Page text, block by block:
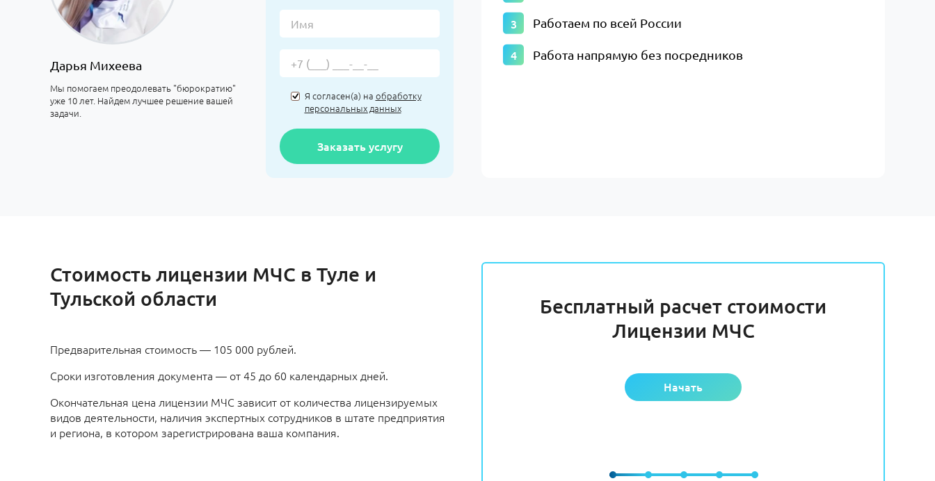
Дарья Михеева
Мы помогаем преодолевать "бюрократию"
уже 10 лет. Найдем лучшее решение вашей
задачи.
Я согласен(а) на обработку
персональных данных
Заказать услугу
Работаем по всей России
Работа напрямую без посредников
Стоимость лицензии МЧС в Туле и
Тульской области
Предварительная стоимость — 105 000 рублей.
Сроки изготовления документа — от 45 до 60 календарных дней.
Окончательная цена лицензии МЧС зависит от количества лицензируемых
видов деятельности, наличия экспертных сотрудников в штате предприятия
и региона, в котором зарегистрирована ваша компания.
Бесплатный расчет стоимости
Лицензии МЧС
Начать